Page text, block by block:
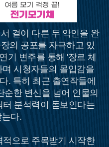
결이 다른 두 악인을 완
의 공포를 자극하고 있
기 변주를 통해 '장르 체
시청자들의 몰입감을
. 특히 최근 출연작들에
순한 변신을 넘어 인물의
분석력이 돋보인다는
는다.
으로 주목받기 시작한